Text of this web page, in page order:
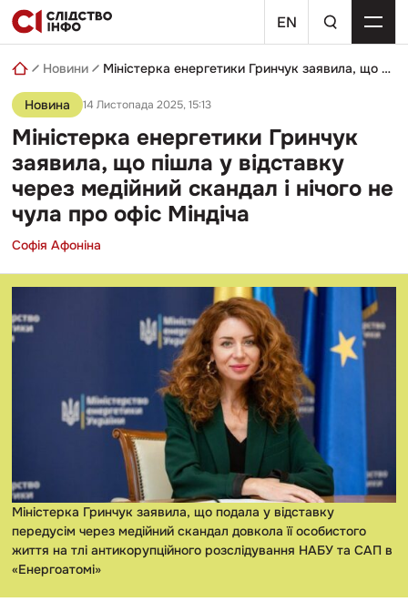
Skip
to
content
EN
пошуковий
запит
Новини Міністерка енергетики Гринчук заявила, що пішла у відставку через медійний скандал і нічого не чула про офіс Міндіча
Новина 14 Листопада 2025, 15:13
Міністерка енергетики Гринчук
заявила, що пішла у відставку
через медійний скандал і нічого не
чула про офіс Міндіча
Софія Афоніна
Міністерка Гринчук заявила, що подала у відставку
передусім через медійний скандал довкола її особистого
життя на тлі антикорупційного розслідування НАБУ та САП в
«Енергоатомі»